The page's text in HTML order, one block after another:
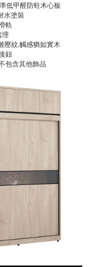
低甲醛防蛀木心板
水塗裝
軌
理
壓紋.觸感猶如實木
鈕
包含其他飾品